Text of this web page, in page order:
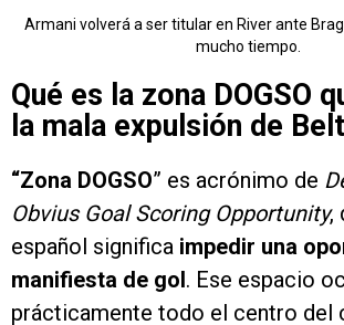
Armani volverá a ser titular en River ante
mucho tiempo.
Qué es la zona DOGSO
la mala expulsión de
“Zona DOGSO” es acrónimo de
Obvius Goal Scoring Opportunity,
español significa impedir una
manifiesta de gol. Ese espacio
prácticamente todo el centro del